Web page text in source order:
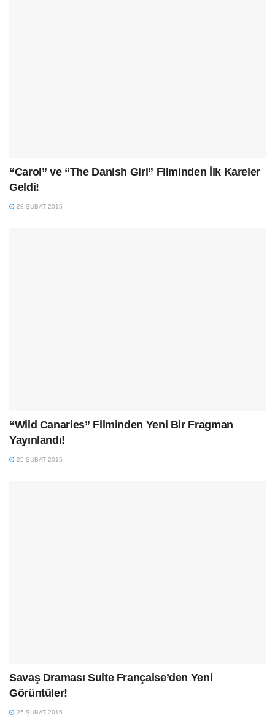
“Carol” ve “The Danish Girl” Filminden İlk Kareler
Geldi!
28 ŞUBAT 2015
“Wild Canaries” Filminden Yeni Bir Fragman
Yayınlandı!
25 ŞUBAT 2015
Savaş Draması Suite Française’den Yeni
Görüntüler!
25 ŞUBAT 2015